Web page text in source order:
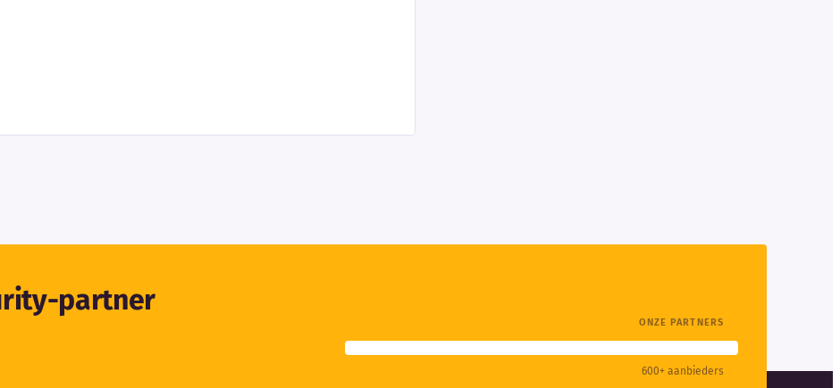
partner
ONZE PARTNERS
600+ aanbieders